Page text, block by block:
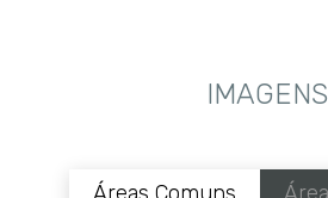
IMAGENS